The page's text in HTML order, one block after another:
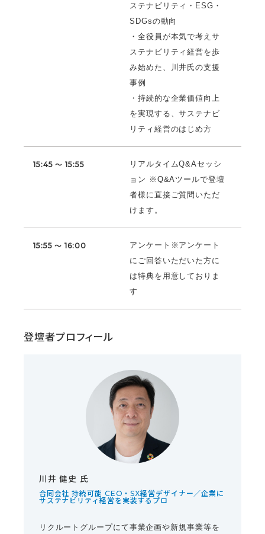
ステナビリティ・ESG・
SDGsの動向
・全役員が本気で考えサ
ステナビリティ経営を歩
み始めた、川井氏の支援
事例
・持続的な企業価値向上
を実現する、サステナビ
リティ経営のはじめ方
15:45 ～ 15:55
リアルタイムQ&Aセッシ
ョン ※Q&Aツールで登壇
者様に直接ご質問いただ
けます。
15:55 ～ 16:00
アンケート※アンケート
にご回答いただいた方に
は特典を用意しておりま
す
登壇者プロフィール
川井 健史 氏
合同会社 持続可能 CEO・SX経営デザイナー／企業に
サステナビリティ経営を実装するプロ
リクルートグループにて事業企画や新規事業等を